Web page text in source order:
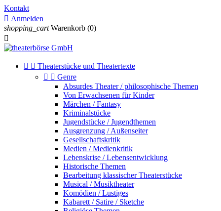
Kontakt
 Anmelden
shopping_cart Warenkorb (0)

  Theaterstücke und Theatertexte
  Genre
Absurdes Theater / philosophische Themen
Von Erwachsenen für Kinder
Märchen / Fantasy
Kriminalstücke
Jugendstücke / Jugendthemen
Ausgrenzung / Außenseiter
Gesellschaftskritik
Medien / Medienkritik
Lebenskrise / Lebensentwicklung
Historische Themen
Bearbeitung klassischer Theaterstücke
Musical / Musiktheater
Komödien / Lustiges
Kabarett / Satire / Sketche